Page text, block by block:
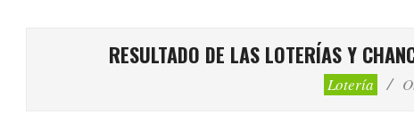
RESULTADO DE LAS LOTERÍAS Y
Lotería